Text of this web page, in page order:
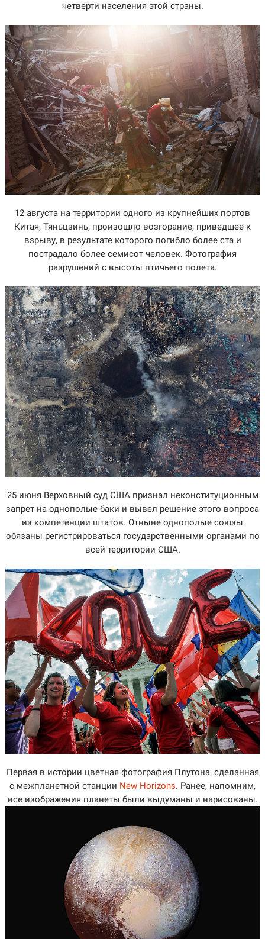
четверти населения этой страны.
12 августа на территории одного из крупнейших портов
Китая, Тяньцзинь, произошло возгорание, приведшее к
взрыву, в результате которого погибло более ста и
пострадало более семисот человек. Фотография
разрушений с высоты птичьего полета.
25 июня Верховный суд США признал неконституционным
запрет на однополые баки и вывел решение этого вопроса
из компетенции штатов. Отныне однополые союзы
обязаны регистрироваться государственными органами по
всей территории США.
Первая в истории цветная фотография Плутона, сделанная
с межпланетной станции New Horizons. Ранее, напомним,
все изображения планеты были выдуманы и нарисованы.